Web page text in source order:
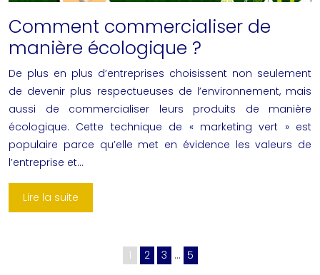
Comment commercialiser de
manière écologique ?
De plus en plus d’entreprises choisissent non seulement
de devenir plus respectueuses de l’environnement, mais
aussi de commercialiser leurs produits de manière
écologique. Cette technique de « marketing vert » est
populaire parce qu’elle met en évidence les valeurs de
l’entreprise et…
Lire la suite
1 2 3 … 5